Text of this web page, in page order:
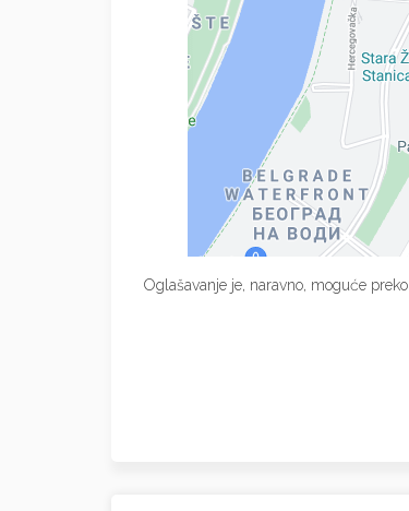
Oglašavanje je, naravno, moguće preko